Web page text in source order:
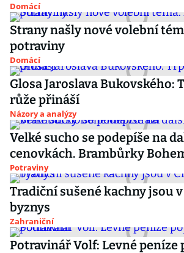
Domácí
Strany našly nové volební
potraviny
Domácí
Glosa Jaroslava Bukovského:
růže přináší
Názory a analýzy
Velké sucho se podepíše na
cenovkách. Brambůrky
Potraviny
Tradiční sušené kachny jsou
byznys
Zahraniční
Potravinář Volf: Levné peníze